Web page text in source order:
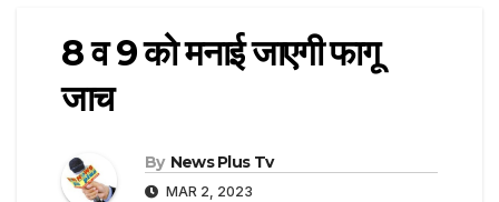
8 व 9 को मनाई जाएगी फागू
जाच
By News Plus Tv
MAR 2, 2023